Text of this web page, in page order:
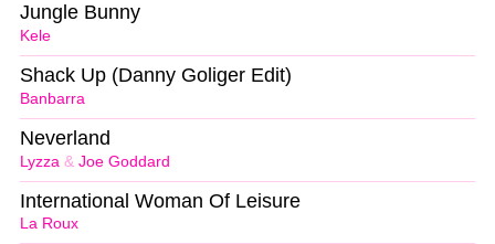
Kele
Jungle Bunny
Banbarra
Shack Up (Danny Goliger Edit)
Lyzza & Joe Goddard
Neverland
La Roux
International Woman Of Leisure